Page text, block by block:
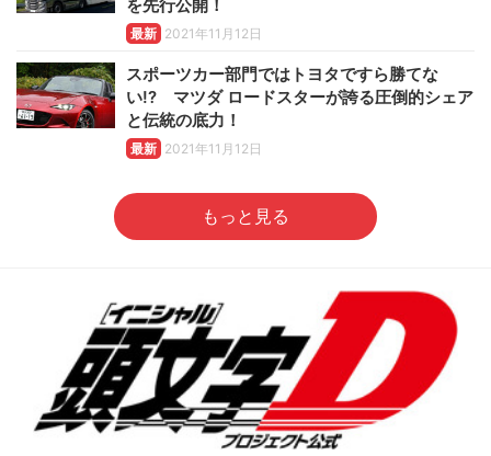
を先行公開！
最新 2021年11月12日
スポーツカー部門ではトヨタですら勝てな
い!? マツダ ロードスターが誇る圧倒的シェア
と伝統の底力！
最新 2021年11月12日
もっと見る